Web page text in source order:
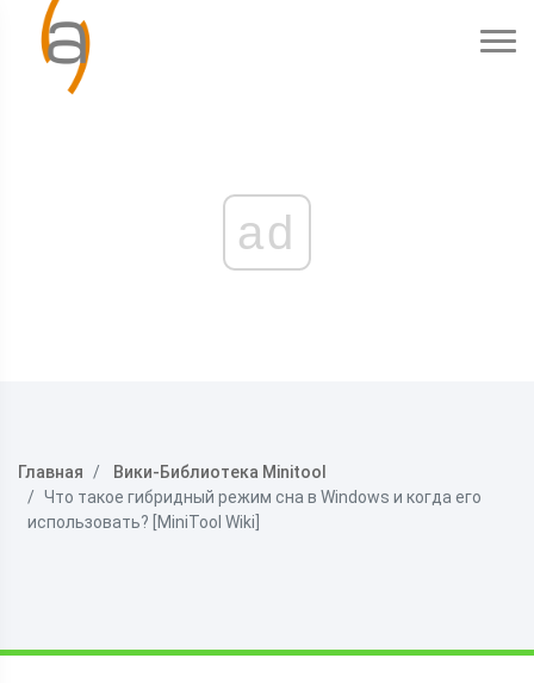
ad
Главная
Вики-Библиотека Minitool
Что такое гибридный режим сна в Windows и когда его
использовать? [MiniTool Wiki]